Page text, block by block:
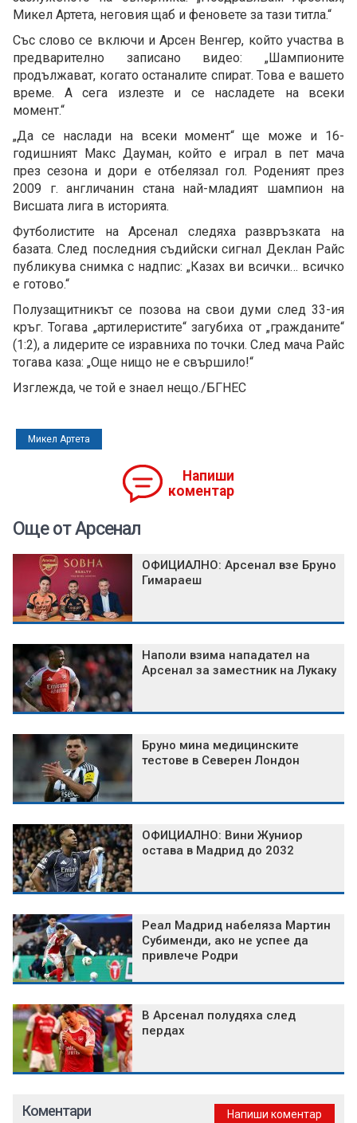
Микел Артета, неговия щаб и феновете за тази титла.“
Със слово се включи и Арсен Венгер, който участва в
предварително записано видео: „Шампионите
продължават, когато останалите спират. Това е вашето
време. А сега излезте и се насладете на всеки
момент.“
„Да се наслади на всеки момент“ ще може и 16-
годишният Макс Дауман, който е играл в пет мача
през сезона и дори е отбелязал гол. Роденият през
2009 г. англичанин стана най-младият шампион на
Висшата лига в историята.
Футболистите на Арсенал следяха развръзката на
базата. След последния съдийски сигнал Деклан Райс
публикува снимка с надпис: „Казах ви всички… всичко
е готово.“
Полузащитникът се позова на свои думи след 33-ия
кръг. Тогава „артилеристите“ загубиха от „гражданите“
(1:2), а лидерите се изравниха по точки. След мача Райс
тогава каза: „Още нищо не е свършило!“
Изглежда, че той е знаел нещо./БГНЕС
Микел Артета
Напиши
коментар
Още от Арсенал
ОФИЦИАЛНО: Арсенал взе Бруно
Гимараеш
Наполи взима нападател на
Арсенал за заместник на Лукаку
Бруно мина медицинските
тестове в Северен Лондон
ОФИЦИАЛНО: Вини Жуниор
остава в Мадрид до 2032
Реал Мадрид набеляза Мартин
Субименди, ако не успее да
привлече Родри
В Арсенал полудяха след
пердах
Коментари Напиши коментар